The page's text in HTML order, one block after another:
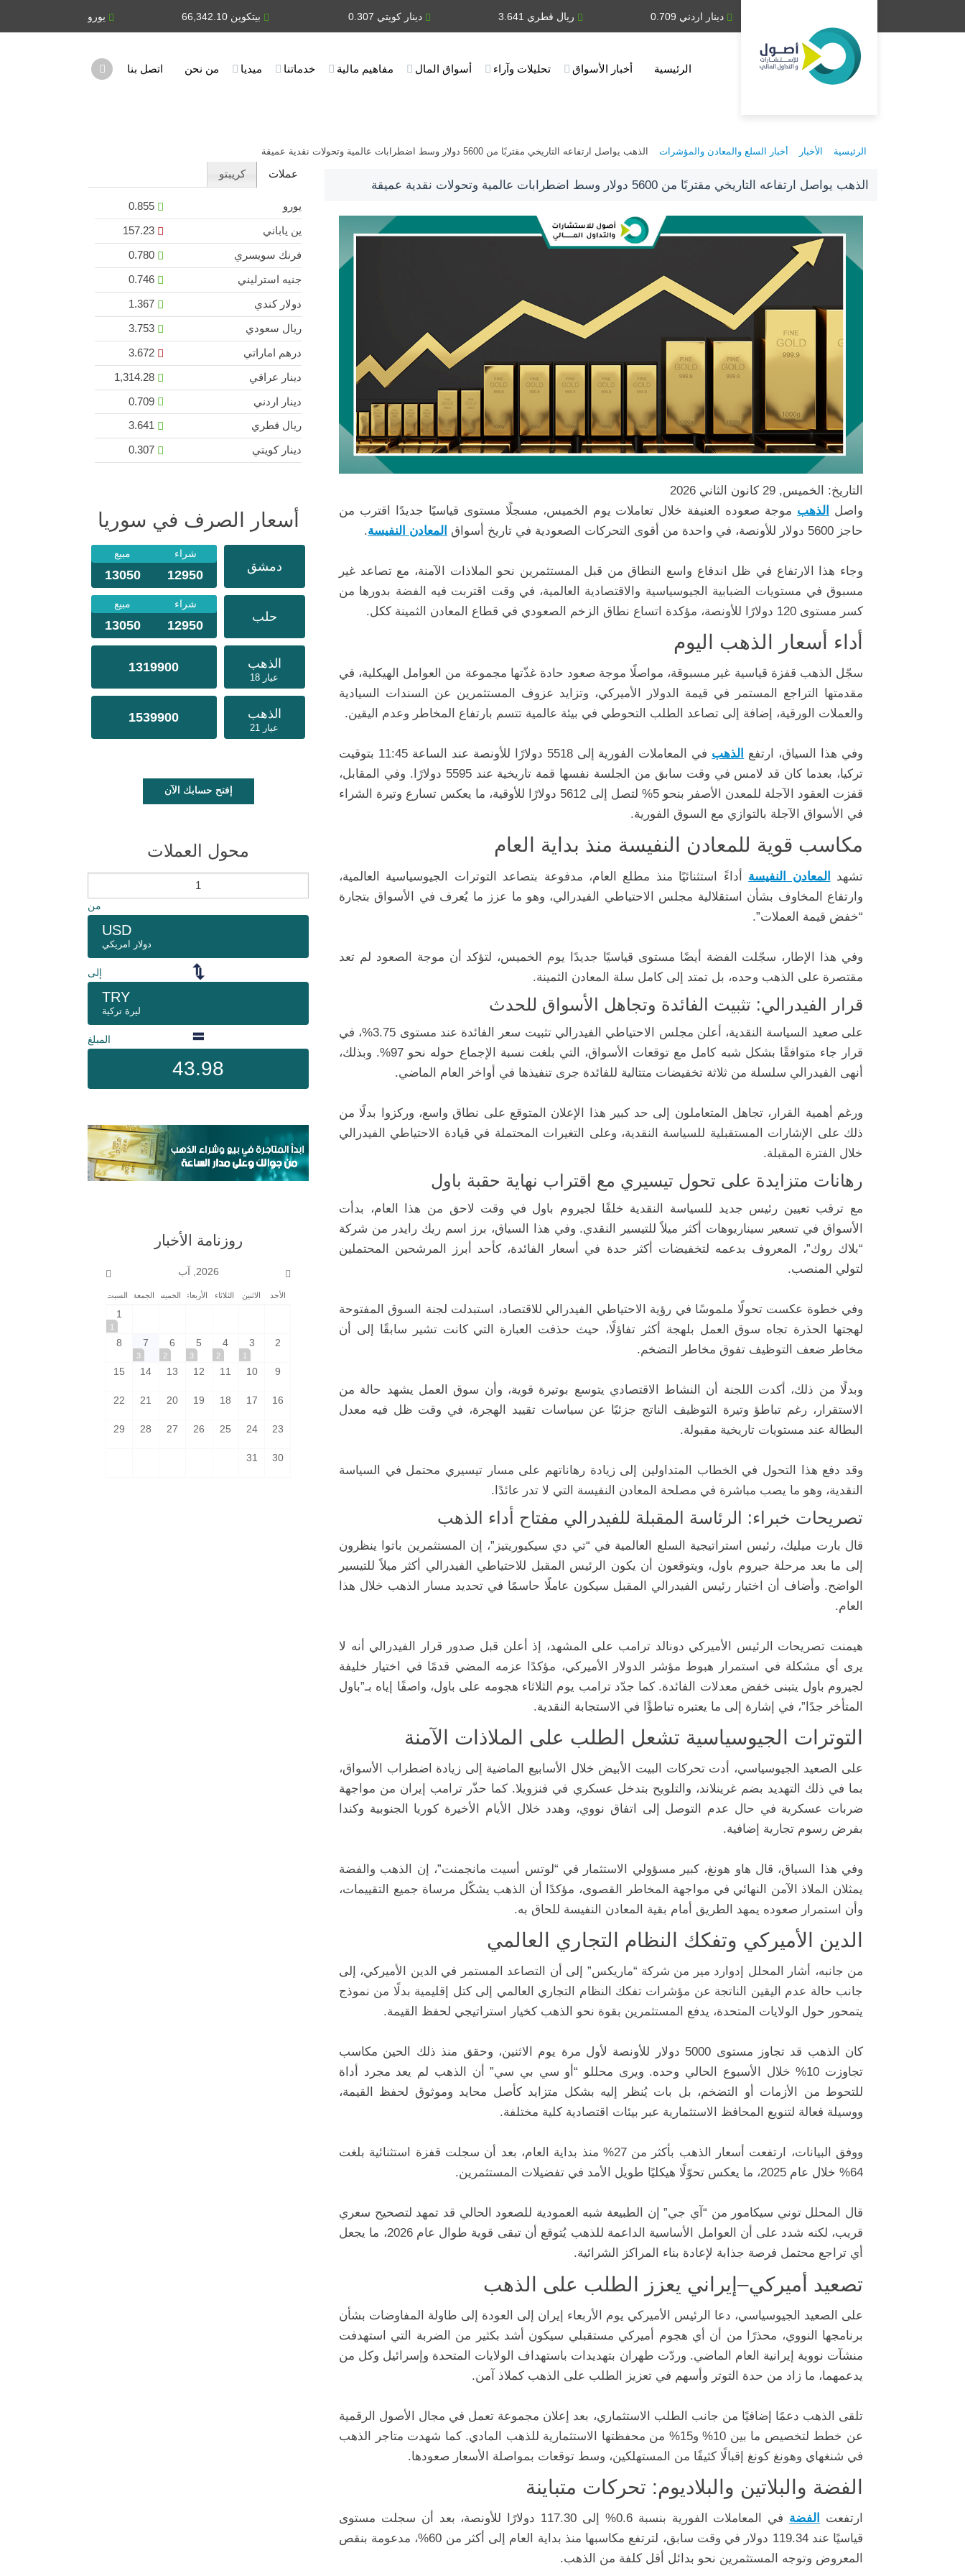
بيتكوين 66,342.10 دينار اردني 0.709 ريال قطري 3.641 دينار كويتي 0.307
الرئيسية أخبار الأسواق تحليلات وآراء أسواق المال مفاهيم مالية خدماتنا ميديا من نحن اتصل بنا
الرئيسية الأخبار أخبار السلع والمعادن والمؤشرات الذهب يواصل ارتفاعه التاريخي مقتربًا من 5600 دولار وسط اضطرابات عالمية وتحولات نقدية عميقة
الذهب يواصل ارتفاعه التاريخي مقتربًا من 5600 دولار وسط اضطرابات عالمية وتحولات نقدية عميقة
التاريخ: الخميس, 29 كانون الثاني 2026
واصل
الذهب موجة صعوده العنيفة خلال تعاملات يوم الخميس، مسجلًا مستوى قياسيًا جديدًا اقترب من
حاجز 5600 دولار للأونصة، في واحدة من أقوى التحركات الصعودية في تاريخ أسواق
المعادن النفيسة.
وجاء هذا الارتفاع في ظل اندفاع واسع النطاق من قبل المستثمرين نحو الملاذات الآمنة، مع تصاعد غير
مسبوق في مستويات الضبابية الجيوسياسية والاقتصادية العالمية، في وقت اقتربت فيه الفضة بدورها من
كسر مستوى 120 دولارًا للأونصة، مؤكدة اتساع نطاق الزخم الصعودي في قطاع المعادن الثمينة ككل.
أداء أسعار الذهب اليوم
سجّل الذهب قفزة قياسية غير مسبوقة، مواصلًا موجة صعود حادة غذّتها مجموعة من العوامل الهيكلية، في
مقدمتها التراجع المستمر في قيمة الدولار الأميركي، وتزايد عزوف المستثمرين عن السندات السيادية
والعملات الورقية، إضافة إلى تصاعد الطلب التحوطي في بيئة عالمية تتسم بارتفاع المخاطر وعدم اليقين.
وفي هذا السياق، ارتفع الذهب
في المعاملات الفورية إلى 5518 دولارًا للأونصة عند الساعة 11:45 بتوقيت
تركيا، بعدما كان قد لامس في وقت سابق من الجلسة نفسها قمة تاريخية عند 5595 دولارًا. وفي المقابل،
قفزت العقود الآجلة للمعدن الأصفر بنحو 5% لتصل إلى 5612 دولارًا للأوقية، ما يعكس تسارع وتيرة الشراء
في الأسواق الآجلة بالتوازي مع السوق الفورية.
مكاسب قوية للمعادن النفيسة منذ بداية العام
تشهد المعادن النفيسة أداءً استثنائيًا منذ مطلع العام، مدفوعة بتصاعد التوترات الجيوسياسية العالمية،
وارتفاع المخاوف بشأن استقلالية مجلس الاحتياطي الفيدرالي، وهو ما عزز ما يُعرف في الأسواق بتجارة
“خفض قيمة العملات”.
وفي هذا الإطار، سجّلت الفضة أيضًا مستوى قياسيًا جديدًا يوم الخميس، لتؤكد أن موجة الصعود لم تعد
مقتصرة على الذهب وحده، بل تمتد إلى كامل سلة المعادن الثمينة.
قرار الفيدرالي: تثبيت الفائدة وتجاهل الأسواق للحدث
على صعيد السياسة النقدية، أعلن مجلس الاحتياطي الفيدرالي تثبيت سعر الفائدة عند مستوى 3.75%، في
قرار جاء متوافقًا بشكل شبه كامل مع توقعات الأسواق، التي بلغت نسبة الإجماع حوله نحو 97%. وبذلك،
أنهى الفيدرالي سلسلة من ثلاثة تخفيضات متتالية للفائدة جرى تنفيذها في أواخر العام الماضي.
ورغم أهمية القرار، تجاهل المتعاملون إلى حد كبير هذا الإعلان المتوقع على نطاق واسع، وركزوا بدلًا من
ذلك على الإشارات المستقبلية للسياسة النقدية، وعلى التغيرات المحتملة في قيادة الاحتياطي الفيدرالي
خلال الفترة المقبلة.
رهانات متزايدة على تحول تيسيري مع اقتراب نهاية حقبة باول
مع ترقب تعيين رئيس جديد للسياسة النقدية خلفًا لجيروم باول في وقت لاحق من هذا العام، بدأت
الأسواق في تسعير سيناريوهات أكثر ميلاً للتيسير النقدي. وفي هذا السياق، برز اسم ريك رايدر من شركة
“بلاك روك”، المعروف بدعمه لتخفيضات أكثر حدة في أسعار الفائدة، كأحد أبرز المرشحين المحتملين
لتولي المنصب.
وفي خطوة عكست تحولًا ملموسًا في رؤية الاحتياطي الفيدرالي للاقتصاد، استبدلت لجنة السوق المفتوحة
لهجتها الحذرة تجاه سوق العمل بلهجة أكثر تفاؤلًا، حيث حذفت العبارة التي كانت تشير سابقًا إلى أن
مخاطر ضعف التوظيف تفوق مخاطر التضخم.
وبدلًا من ذلك، أكدت اللجنة أن النشاط الاقتصادي يتوسع بوتيرة قوية، وأن سوق العمل يشهد حالة من
الاستقرار، رغم تباطؤ وتيرة التوظيف الناتج جزئيًا عن سياسات تقييد الهجرة، في وقت ظل فيه معدل
البطالة عند مستويات تاريخية مقبولة.
وقد دفع هذا التحول في الخطاب المتداولين إلى زيادة رهاناتهم على مسار تيسيري محتمل في السياسة
النقدية، وهو ما يصب مباشرة في مصلحة المعادن النفيسة التي لا تدر عائدًا.
تصريحات خبراء: الرئاسة المقبلة للفيدرالي مفتاح أداء الذهب
قال بارت ميليك، رئيس استراتيجية السلع العالمية في “تي دي سيكيوريتيز”، إن المستثمرين باتوا ينظرون
إلى ما بعد مرحلة جيروم باول، ويتوقعون أن يكون الرئيس المقبل للاحتياطي الفيدرالي أكثر ميلاً للتيسير
الواضح. وأضاف أن اختيار رئيس الفيدرالي المقبل سيكون عاملًا حاسمًا في تحديد مسار الذهب خلال هذا
العام.
هيمنت تصريحات الرئيس الأميركي دونالد ترامب على المشهد، إذ أعلن قبل صدور قرار الفيدرالي أنه لا
يرى أي مشكلة في استمرار هبوط مؤشر الدولار الأميركي، مؤكدًا عزمه المضي قدمًا في اختيار خليفة
لجيروم باول يتبنى خفض معدلات الفائدة. كما جدّد ترامب يوم الثلاثاء هجومه على باول، واصفًا إياه بـ”باول
المتأخر جدًا”، في إشارة إلى ما يعتبره تباطؤًا في الاستجابة النقدية.
التوترات الجيوسياسية تشعل الطلب على الملاذات الآمنة
على الصعيد الجيوسياسي، أدت تحركات البيت الأبيض خلال الأسابيع الماضية إلى زيادة اضطراب الأسواق،
بما في ذلك التهديد بضم غرينلاند، والتلويح بتدخل عسكري في فنزويلا. كما حذّر ترامب إيران من مواجهة
ضربات عسكرية في حال عدم التوصل إلى اتفاق نووي، وهدد خلال الأيام الأخيرة كوريا الجنوبية وكندا
بفرض رسوم تجارية إضافية.
وفي هذا السياق، قال هاو هونغ، كبير مسؤولي الاستثمار في “لوتس أسيت مانجمنت”، إن الذهب والفضة
يمثلان الملاذ الآمن النهائي في مواجهة المخاطر القصوى، مؤكدًا أن الذهب يشكّل مرساة جميع التقييمات،
وأن استمرار صعوده يمهد الطريق أمام بقية المعادن النفيسة للحاق به.
الدين الأميركي وتفكك النظام التجاري العالمي
من جانبه، أشار المحلل إدوارد مير من شركة “ماريكس” إلى أن التصاعد المستمر في الدين الأميركي، إلى
جانب حالة عدم اليقين الناتجة عن مؤشرات تفكك النظام التجاري العالمي إلى كتل إقليمية بدلًا من نموذج
يتمحور حول الولايات المتحدة، يدفع المستثمرين بقوة نحو الذهب كخيار استراتيجي لحفظ القيمة.
كان الذهب قد تجاوز مستوى 5000 دولار للأونصة لأول مرة يوم الاثنين، وحقق منذ ذلك الحين مكاسب
تجاوزت 10% خلال الأسبوع الحالي وحده. ويرى محللو “أو سي بي سي” أن الذهب لم يعد مجرد أداة
للتحوط من الأزمات أو التضخم، بل بات يُنظر إليه بشكل متزايد كأصل محايد وموثوق لحفظ القيمة،
ووسيلة فعالة لتنويع المحافظ الاستثمارية عبر بيئات اقتصادية كلية مختلفة.
ووفق البيانات، ارتفعت أسعار الذهب بأكثر من 27% منذ بداية العام، بعد أن سجلت قفزة استثنائية بلغت
64% خلال عام 2025، ما يعكس تحوّلًا هيكليًا طويل الأمد في تفضيلات المستثمرين.
قال المحلل توني سيكامور من “آي جي” إن الطبيعة شبه العمودية للصعود الحالي قد تمهد لتصحيح سعري
قريب، لكنه شدد على أن العوامل الأساسية الداعمة للذهب يُتوقع أن تبقى قوية طوال عام 2026، ما يجعل
أي تراجع محتمل فرصة جذابة لإعادة بناء المراكز الشرائية.
تصعيد أميركي–إيراني يعزز الطلب على الذهب
على الصعيد الجيوسياسي، دعا الرئيس الأميركي يوم الأربعاء إيران إلى العودة إلى طاولة المفاوضات بشأن
برنامجها النووي، محذرًا من أن أي هجوم أميركي مستقبلي سيكون أشد بكثير من الضربة التي استهدفت
منشآت نووية إيرانية العام الماضي. وردّت طهران بتهديدات باستهداف الولايات المتحدة وإسرائيل وكل من
يدعمهما، ما زاد من حدة التوتر وأسهم في تعزيز الطلب على الذهب كملاذ آمن.
تلقى الذهب دعمًا إضافيًا من جانب الطلب الاستثماري، بعد إعلان مجموعة تعمل في مجال الأصول الرقمية
عن خطط لتخصيص ما بين 10% و15% من محفظتها الاستثمارية للذهب المادي. كما شهدت متاجر الذهب
في شنغهاي وهونغ كونغ إقبالًا كثيفًا من المستهلكين، وسط توقعات بمواصلة الأسعار صعودها.
الفضة والبلاتين والبلاديوم: تحركات متباينة
ارتفعت الفضة
في المعاملات الفورية بنسبة 0.6% إلى 117.30 دولارًا للأونصة، بعد أن سجلت مستوى
قياسيًا عند 119.34 دولار في وقت سابق، لترتفع مكاسبها منذ بداية العام إلى أكثر من 60%، مدعومة بنقص
المعروض وتوجه المستثمرين نحو بدائل أقل كلفة من الذهب.
عملات كريبتو
يورو
ين ياباني
فرنك سويسري
جنيه استرليني
دولار كندي
ريال سعودي
درهم اماراتي
دينار عراقي
دينار اردني
ريال قطري
دينار كويتي
أسعار الصرف في سوريا
دمشق
شراء مبيع
12950
13050
حلب
شراء مبيع
12950
13050
الذهب
عيار 18
1319900
الذهب
عيار 21
1539900
إفتح حسابك الآن
محول العملات
من
USD
دولار امريكي
إلى
TRY
ليرة تركية
المبلغ
43.98
روزنامة الأخبار
2026, آب
الأحد الاثنين الثلاثاء الأربعاء الخميس الجمعة السبت
1
1
2
3
1
4
2
5
3
6
2
7
3
8
9
10
11
12
13
14
15
16
17
18
19
20
21
22
23
24
25
26
27
28
29
30
31